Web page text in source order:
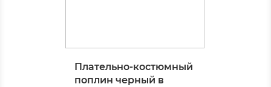
Плательно-костюмный
поплин черный в